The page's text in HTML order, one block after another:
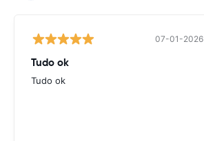
07-01-2026
Tudo ok
Tudo ok